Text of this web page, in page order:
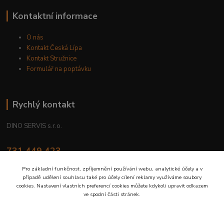
Kontaktní informace
O nás
Kontakt Česká Lípa
Kontakt Stružnice
Formulář na poptávku
Rychlý kontakt
DINO SERVIS s.r.o.
731 449 423
prodejna@dinoservis.cz
Pro základní funkčnost, zpříjemnění používání webu, analytické účely a v
případě udělení souhlasu také pro účely cílení reklamy využíváme soubory
cookies. Nastavení vlastních preferencí cookies můžete kdykoli upravit odkazem
ve spodní části stránek.